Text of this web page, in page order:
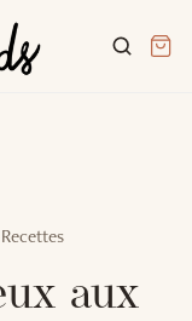
Recettes
aux